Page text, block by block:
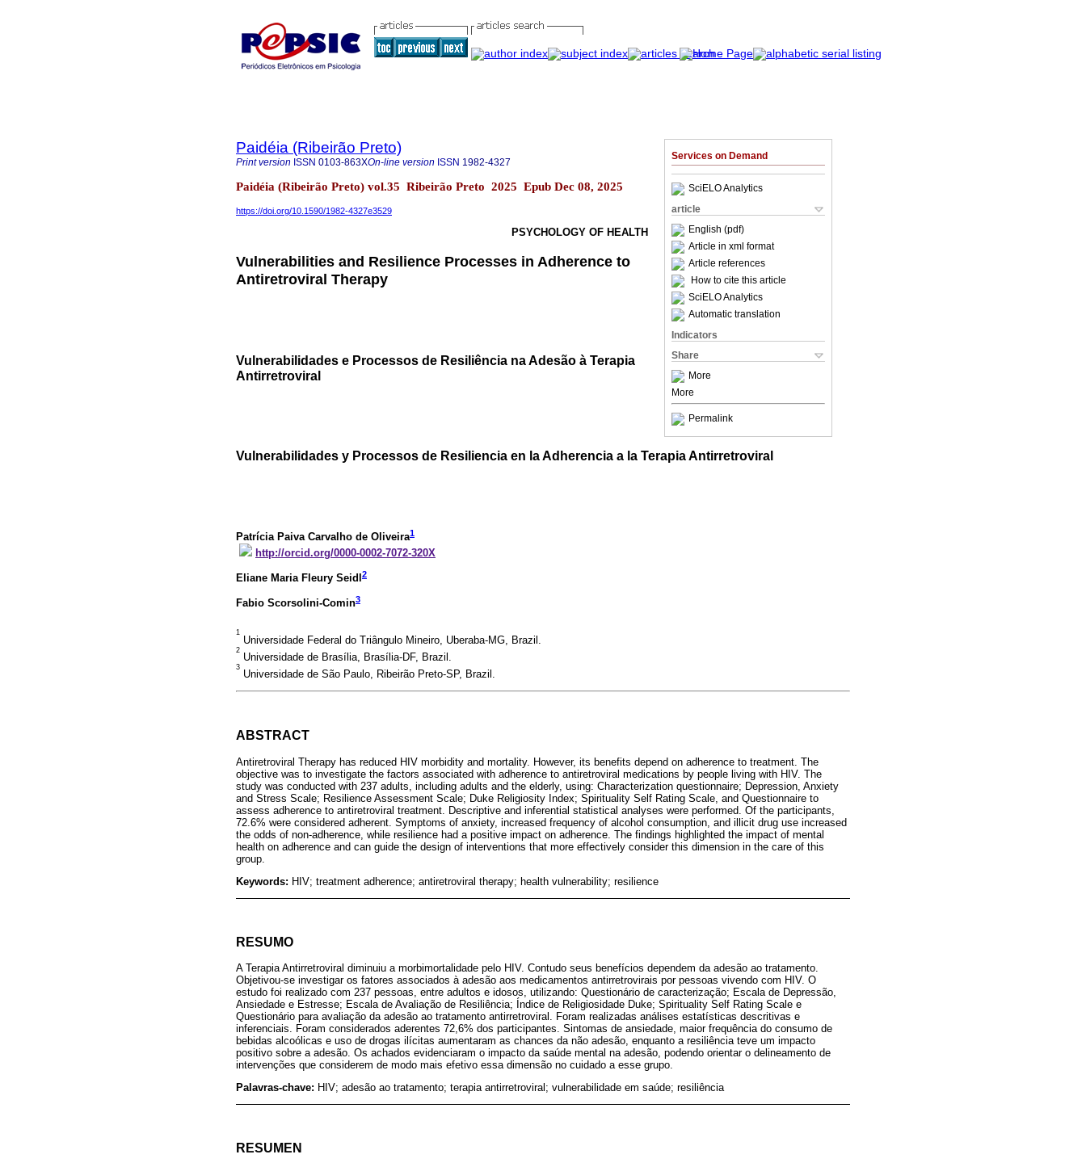
Services on Demand
SciELO Analytics
article
English (pdf)
Article in xml format
Article references
How to cite this article
SciELO Analytics
Automatic translation
Indicators
Share
More
More
Permalink
Paidéia (Ribeirão Preto)
Print version ISSN 0103-863XOn-line version ISSN 1982-4327
Paidéia (Ribeirão Preto) vol.35 Ribeirão Preto 2025 Epub Dec 08, 2025
https://doi.org/10.1590/1982-4327e3529
PSYCHOLOGY OF HEALTH
Vulnerabilities and Resilience Processes in Adherence to
Antiretroviral Therapy
Vulnerabilidades e Processos de Resiliência na Adesão à Terapia
Antirretroviral
Vulnerabilidades y Processos de Resiliencia en la Adherencia a la Terapia Antirretroviral
Patrícia Paiva Carvalho de Oliveira1
http://orcid.org/0000-0002-7072-320X
Eliane Maria Fleury Seidl 2
Fabio Scorsolini-Comin3
1
Universidade Federal do Triângulo Mineiro, Uberaba-MG, Brazil.
2
Universidade de Brasília, Brasília-DF, Brazil.
3
Universidade de São Paulo, Ribeirão Preto-SP, Brazil.
ABSTRACT
Antiretroviral Therapy has reduced HIV morbidity and mortality. However, its benefits depend on adherence to treatment. The
objective was to investigate the factors associated with adherence to antiretroviral medications by people living with HIV. The
study was conducted with 237 adults, including adults and the elderly, using: Characterization questionnaire; Depression, Anxiety
and Stress Scale; Resilience Assessment Scale; Duke Religiosity Index; Spirituality Self Rating Scale, and Questionnaire to
assess adherence to antiretroviral treatment. Descriptive and inferential statistical analyses were performed. Of the participants,
72.6% were considered adherent. Symptoms of anxiety, increased frequency of alcohol consumption, and illicit drug use increased
the odds of non-adherence, while resilience had a positive impact on adherence. The findings highlighted the impact of mental
health on adherence and can guide the design of interventions that more effectively consider this dimension in the care of this
group.
Keywords: HIV; treatment adherence; antiretroviral therapy; health vulnerability; resilience
RESUMO
A Terapia Antirretroviral diminuiu a morbimortalidade pelo HIV. Contudo seus benefícios dependem da adesão ao tratamento.
Objetivou-se investigar os fatores associados à adesão aos medicamentos antirretrovirais por pessoas vivendo com HIV. O
estudo foi realizado com 237 pessoas, entre adultos e idosos, utilizando: Questionário de caracterização; Escala de Depressão,
Ansiedade e Estresse; Escala de Avaliação de Resiliência; Índice de Religiosidade Duke; Spirituality Self Rating Scale e
Questionário para avaliação da adesão ao tratamento antirretroviral. Foram realizadas análises estatísticas descritivas e
inferenciais. Foram considerados aderentes 72,6% dos participantes. Sintomas de ansiedade, maior frequência do consumo de
bebidas alcoólicas e uso de drogas ilícitas aumentaram as chances da não adesão, enquanto a resiliência teve um impacto
positivo sobre a adesão. Os achados evidenciaram o impacto da saúde mental na adesão, podendo orientar o delineamento de
intervenções que considerem de modo mais efetivo essa dimensão no cuidado a esse grupo.
Palavras-chave: HIV; adesão ao tratamento; terapia antirretroviral; vulnerabilidade em saúde; resiliência
RESUMEN